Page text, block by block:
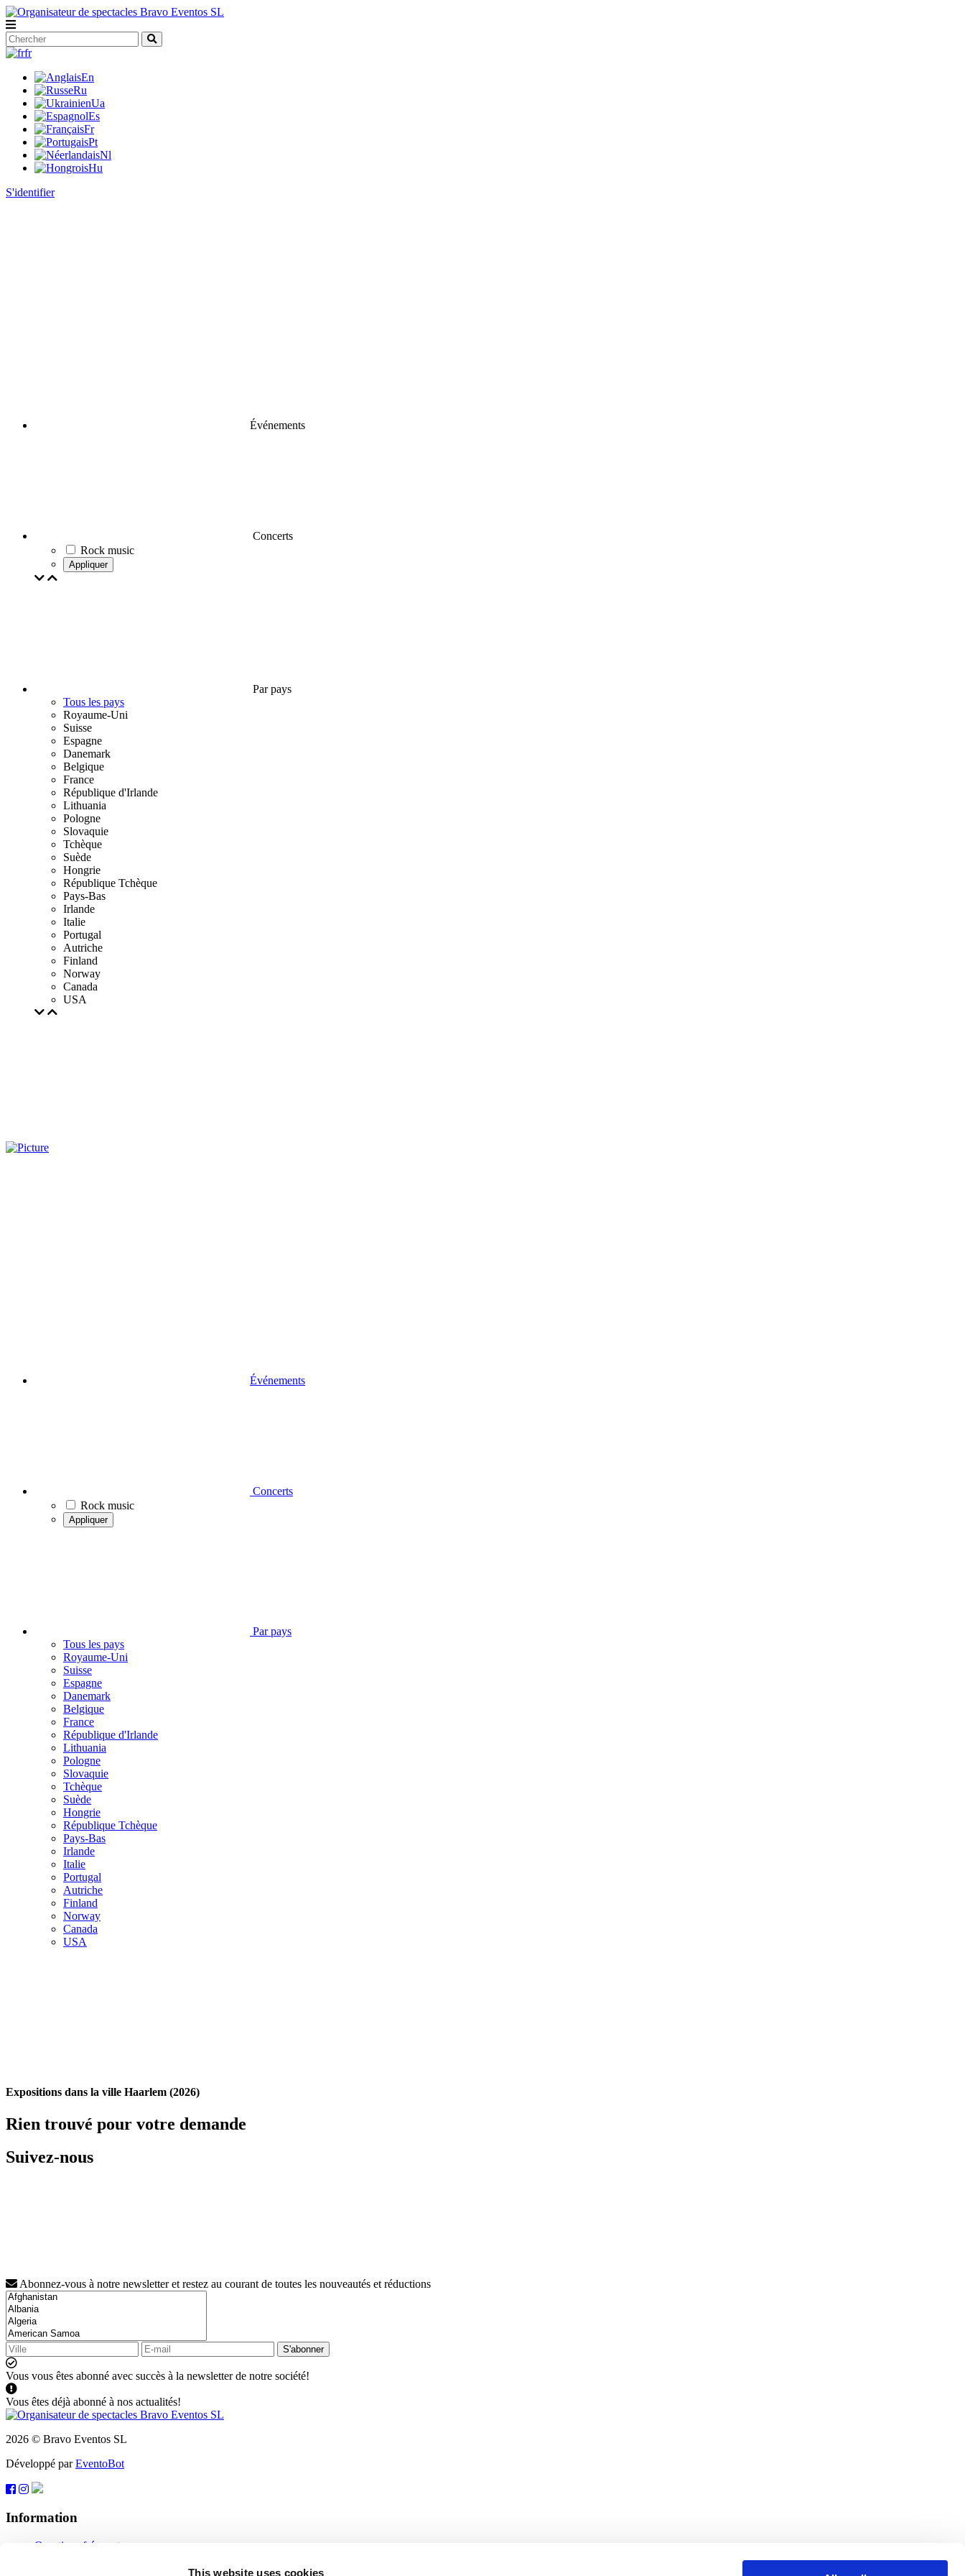
This website uses cookies
fr
En
Ru
Ua
Es
Fr
Pt
Nl
Hu
S'identifier
Événements
Concerts
Rock music
Appliquer
Par pays
Tous les pays
Royaume-Uni
Suisse
Espagne
Danemark
Belgique
France
République d'Irlande
Lithuania
Pologne
Slovaquie
Tchèque
Suède
Hongrie
République Tchèque
Pays-Bas
Irlande
Italie
Portugal
Autriche
Finland
Norway
Canada
USA
Événements
Concerts
Rock music
Appliquer
Par pays
Tous les pays
Royaume-Uni
Suisse
Espagne
Danemark
Belgique
France
République d'Irlande
Lithuania
Pologne
Slovaquie
Tchèque
Suède
Hongrie
République Tchèque
Pays-Bas
Irlande
Italie
Portugal
Autriche
Finland
Norway
Canada
USA
Expositions dans la ville Haarlem (2026)
Rien trouvé pour votre demande
Suivez-nous
Abonnez-vous à notre newsletter et restez au courant de toutes les nouveautés et réductions
S'abonner
Vous vous êtes abonné avec succès à la newsletter de notre société!
Vous êtes déjà abonné à nos actualités!
2026 © Bravo Eventos SL
Développé parEventoBot
Information
Questions fréquentes